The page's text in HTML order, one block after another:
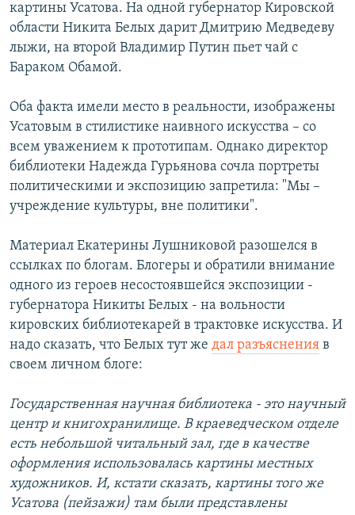
картины Усатова. На одной губернатор Кировской
области Никита Белых дарит Дмитрию Медведеву
лыжи, на второй Владимир Путин пьет чай с
Бараком Обамой.
Оба факта имели место в реальности, изображены
Усатовым в стилистике наивного искусства – со
всем уважением к прототипам. Однако директор
библиотеки Надежда Гурьянова сочла портреты
политическими и экспозицию запретила: "Мы –
учреждение культуры, вне политики".
Материал Екатерины Лушниковой разошелся в
ссылках по блогам. Блогеры и обратили внимание
одного из героев несостоявшейся экспозиции -
губернатора Никиты Белых - на вольности
кировских библиотекарей в трактовке искусства. И
надо сказать, что Белых тут же дал разъяснения в
своем личном блоге:
Государственная научная библиотека - это научный
центр и книгохранилище. В краеведческом отделе
есть небольшой читальный зал, где в качестве
оформления использовалась картины местных
художников. И, кстати сказать, картины того же
Усатова (пейзажи) там были представлены